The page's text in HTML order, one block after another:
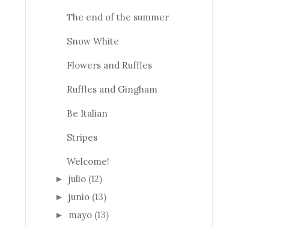
The end of the summer
Snow White
Flowers and Ruffles
Ruffles and Gingham
Be Italian
Stripes
Welcome!
► julio (12)
► junio (13)
► mayo (13)